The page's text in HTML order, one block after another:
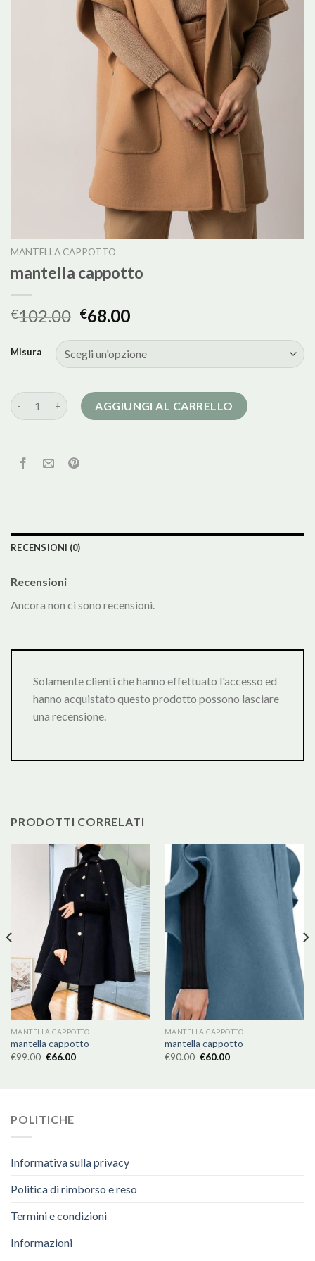
MANTELLA CAPPOTTO
mantella cappotto
€102.00 €68.00
Misura
mantella cappotto quantitàAGGIUNGI AL CARRELLO
RECENSIONI (0)
Recensioni
Ancora non ci sono recensioni.
Solamente clienti che hanno effettuato l'accesso ed
hanno acquistato questo prodotto possono lasciare
una recensione.
PRODOTTI CORRELATI
MANTELLA CAPPOTTO
mantella cappotto
€99.00 €66.00
MANTELLA CAPPOTTO
mantella cappotto
€90.00 €60.00
POLITICHE
Informativa sulla privacy
Politica di rimborso e reso
Termini e condizioni
Informazioni